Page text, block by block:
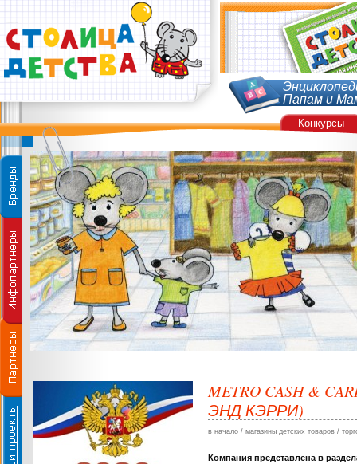
Папам и
METRO CASH &
ЭНД КЭРРИ)
в начало / магазины детских товаров /
Компания представлена в
Конкурсы